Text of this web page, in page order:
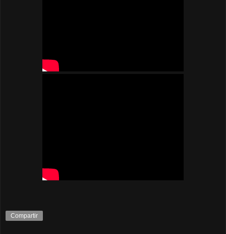
Compartir